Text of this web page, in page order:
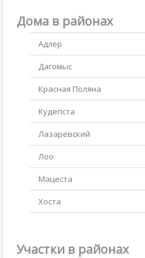
Дома в районах
Адлер
Дагомыс
Красная Поляна
Кудепста
Лазаревский
Лоо
Мацеста
Хоста
Участки в районах